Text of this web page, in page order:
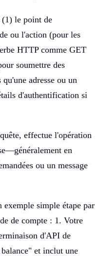
(1) le point de
ou l'action (pour les
HTTP comme GET
soumettre des
adresse ou un
d'authentification si
effectue l'opération
en
ou un message
simple étape par
de compte : 1. Votre
d'API de
et inclut une